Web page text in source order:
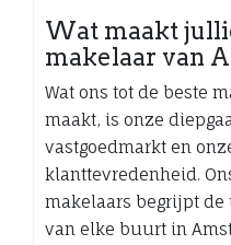
Wat maakt
makelaar van
Wat ons tot de beste
maakt, is onze
vastgoedmarkt en
klanttevredenheid.
makelaars begrijpt
van elke buurt in